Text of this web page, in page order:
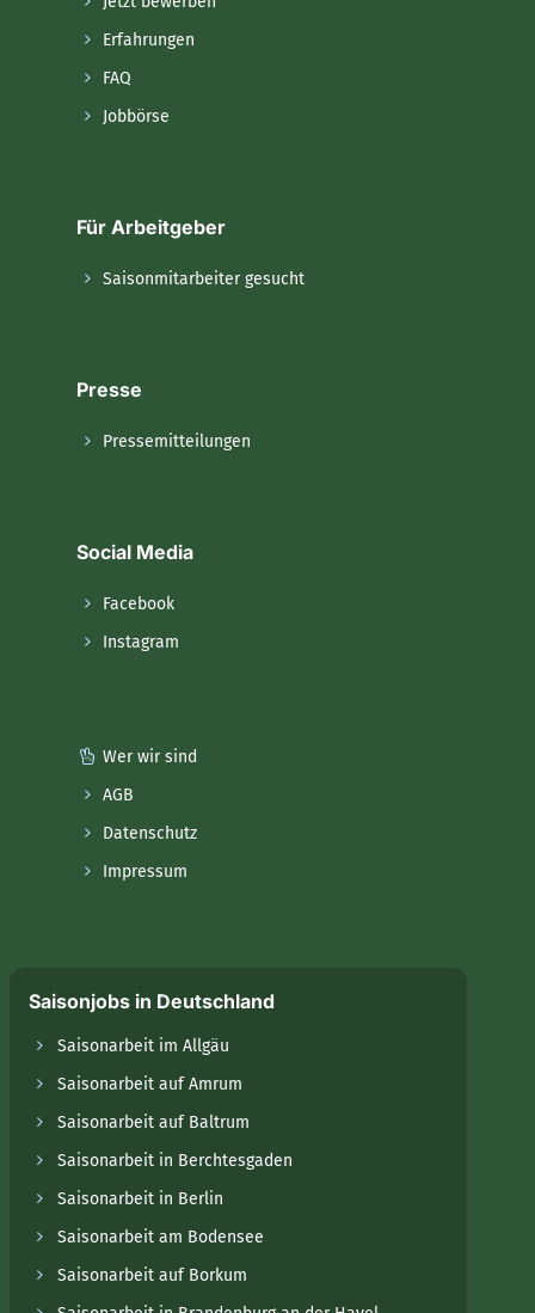
Erfahrungen
FAQ
Jobbörse
Für Arbeitgeber
Saisonmitarbeiter gesucht
Presse
Pressemitteilungen
Social Media
Facebook
Instagram
Wer wir sind
AGB
Datenschutz
Impressum
Saisonjobs in Deutschland
Saisonarbeit im Allgäu
Saisonarbeit auf Amrum
Saisonarbeit auf Baltrum
Saisonarbeit in Berchtesgaden
Saisonarbeit in Berlin
Saisonarbeit am Bodensee
Saisonarbeit auf Borkum